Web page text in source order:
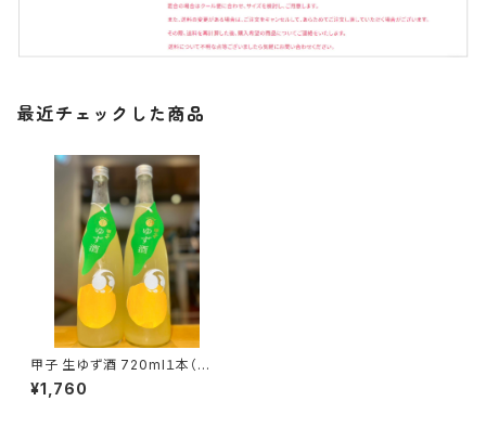
最近チェックした商品
甲子 生ゆず酒 720ml１本（飯
沼本家・千葉県印旛郡酒々井
町）
¥1,760